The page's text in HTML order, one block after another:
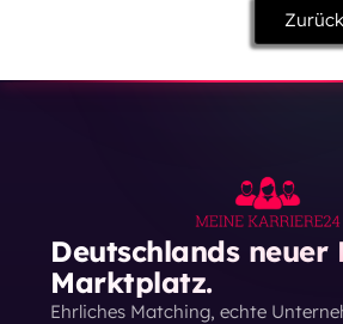
Deutschlands neuer
Marktplatz.
Ehrliches Matching, echte